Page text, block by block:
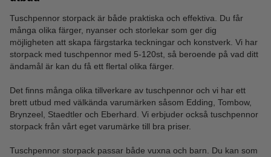
Tuschpennor storpack är både praktiska och effektiva. Du får
många olika färger, nyanser och storlekar som ger dig
möjligheten att skapa färgstarka teckningar och konstverk. Vi har
storpack med tuschpennor med 5-120st, så beroende på vad ditt
ändamål är kan du få ett flertal olika färger.
Det finns många olika tillverkare av tuschpennor och vi har ett
brett utbud med välkända varumärken såsom Edding, Tombow,
Brynzeel, Staedtler och Eberhard. Vi erbjuder också tuschpennor
storpack från vårt eget varumärke till bra priser.
Tuschpennor storpack passar både vuxna och barn. Du kan som